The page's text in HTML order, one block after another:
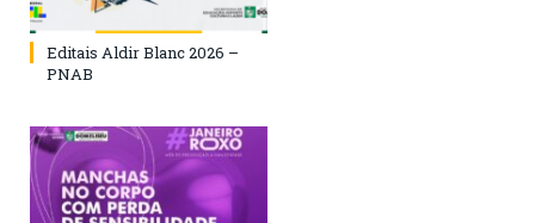
Editais Aldir Blanc 2026 –
PNAB